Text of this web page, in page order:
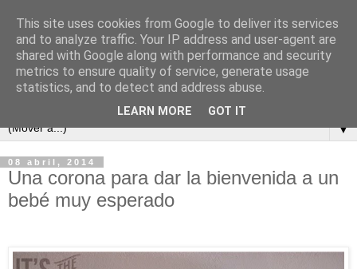
▼
08 abril, 2014
Una corona para dar la bienvenida a un
bebé muy esperado
This site uses cookies from Google to deliver its services
and to analyze traffic. Your IP address and user-agent are
shared with Google along with performance and security
metrics to ensure quality of service, generate usage
statistics, and to detect and address abuse.
LEARN MORE GOT IT